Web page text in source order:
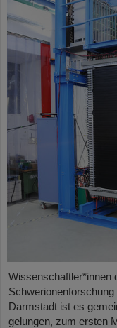
Wissenschaftler*innen
Darmstadt ist es
gelungen, zum ersten